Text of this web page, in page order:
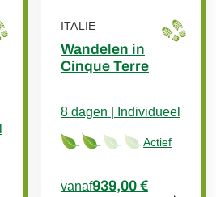
ITALIE
Wandelen in
Cinque Terre
Actief
8 dagen | Individueel
vanaf939,00 €